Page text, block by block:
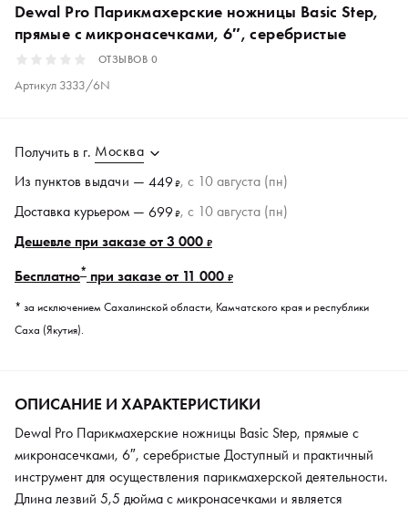
Dewal Pro Парикмахерские ножницы Basic Step,
прямые с микронасечками, 6″, серебристые
ОТЗЫВОВ 0
Артикул 3333/6N
Получить в г. Москва
Из пунктов выдачи — 449₽, c 10 августа (пн)
Доставка курьером — 699₽, c 10 августа (пн)
Дешевле при заказе от 3 000 ₽
Бесплатно* при заказе от 11 000 ₽
* за исключением Сахалинской области, Камчатского края и республики
Саха (Якутия).
ОПИСАНИЕ И ХАРАКТЕРИСТИКИ
Dewal Pro Парикмахерские ножницы Basic Step, прямые с
микронасечками, 6″, серебристые Доступный и практичный
инструмент для осуществления парикмахерской деятельности.
Длина лезвий 5,5 дюйма c микронасечками и является